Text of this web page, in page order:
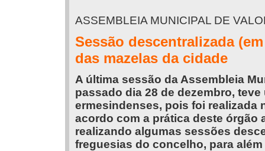
ASSEMBLEIA MUNICIPAL DE
Sessão descentralizada
das mazelas da cidade
A última sessão da Assembleia
passado dia 28 de dezembro,
ermesindenses, pois foi realizada
acordo com a prática deste órgão
realizando algumas sessões
freguesias do concelho, para